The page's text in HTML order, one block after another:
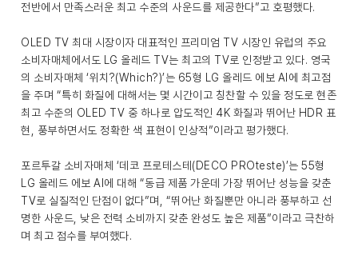
전반에서 만족스러운 최고 수준의 사운드를 제공한다”고 호평했다.
OLED TV 최대 시장이자 대표적인 프리미엄 TV 시장인 유럽의 주요
소비자매체에서도 LG 올레드 TV는 최고의 TV로 인정받고 있다. 영국
의 소비자매체 ‘위치?(Which?)’는 65형 LG 올레드 에보 AI에 최고점
을 주며 “특히 화질에 대해서는 몇 시간이고 칭찬할 수 있을 정도로 현존
최고 수준의 OLED TV 중 하나로 압도적인 4K 화질과 뛰어난 HDR 표
현, 풍부하면서도 정확한 색 표현이 인상적”이라고 평가했다.
포르투갈 소비자매체 ‘데코 프로테스테(DECO PROteste)’는 55형
LG 올레드 에보 AI에 대해 “동급 제품 가운데 가장 뛰어난 성능을 갖춘
TV로 실질적인 단점이 없다”며, “뛰어난 화질뿐만 아니라 풍부하고 선
명한 사운드, 낮은 전력 소비까지 갖춘 완성도 높은 제품”이라고 극찬하
며 최고 점수를 부여했다.